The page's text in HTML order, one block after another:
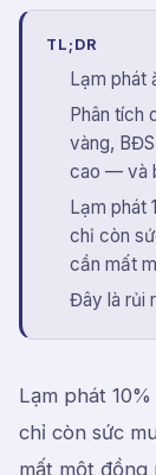
TL;DR
Lạm phát
Phân tích
vàng,
cao — và
Lạm phát
chỉ còn
cần mất
Đây là rủi
Lạm phát
chỉ còn sức
mất một đồng